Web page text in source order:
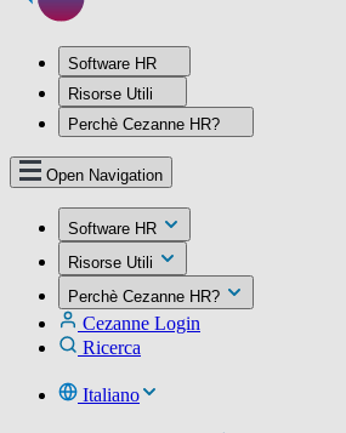
Software HR
Risorse Utili
Perchè Cezanne HR?
Open Navigation
Software HR
Risorse Utili
Perchè Cezanne HR?
Cezanne Login
Ricerca
Italiano